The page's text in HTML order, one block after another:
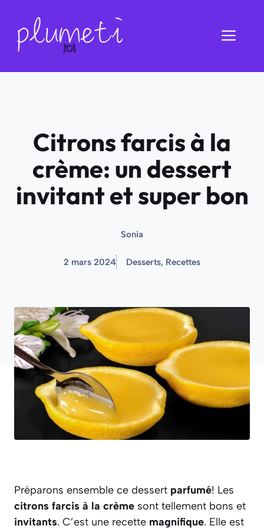
contenu
Citrons farcis à la
crème: un dessert
invitant et super bon
Sonia
2 mars 2024 Desserts, Recettes
Préparons ensemble ce dessert parfumé! Les
citrons farcis à la crème sont tellement bons et
invitants. C’est une recette magnifique. Elle est